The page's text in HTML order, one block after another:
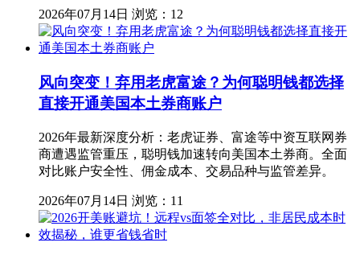
2026年07月14日 浏览：12
风向突变！弃用老虎富途？为何聪明钱都选择
直接开通美国本土券商账户
2026年最新深度分析：老虎证券、富途等中资互联网券
商遭遇监管重压，聪明钱加速转向美国本土券商。全面
对比账户安全性、佣金成本、交易品种与监管差异。
2026年07月14日 浏览：11